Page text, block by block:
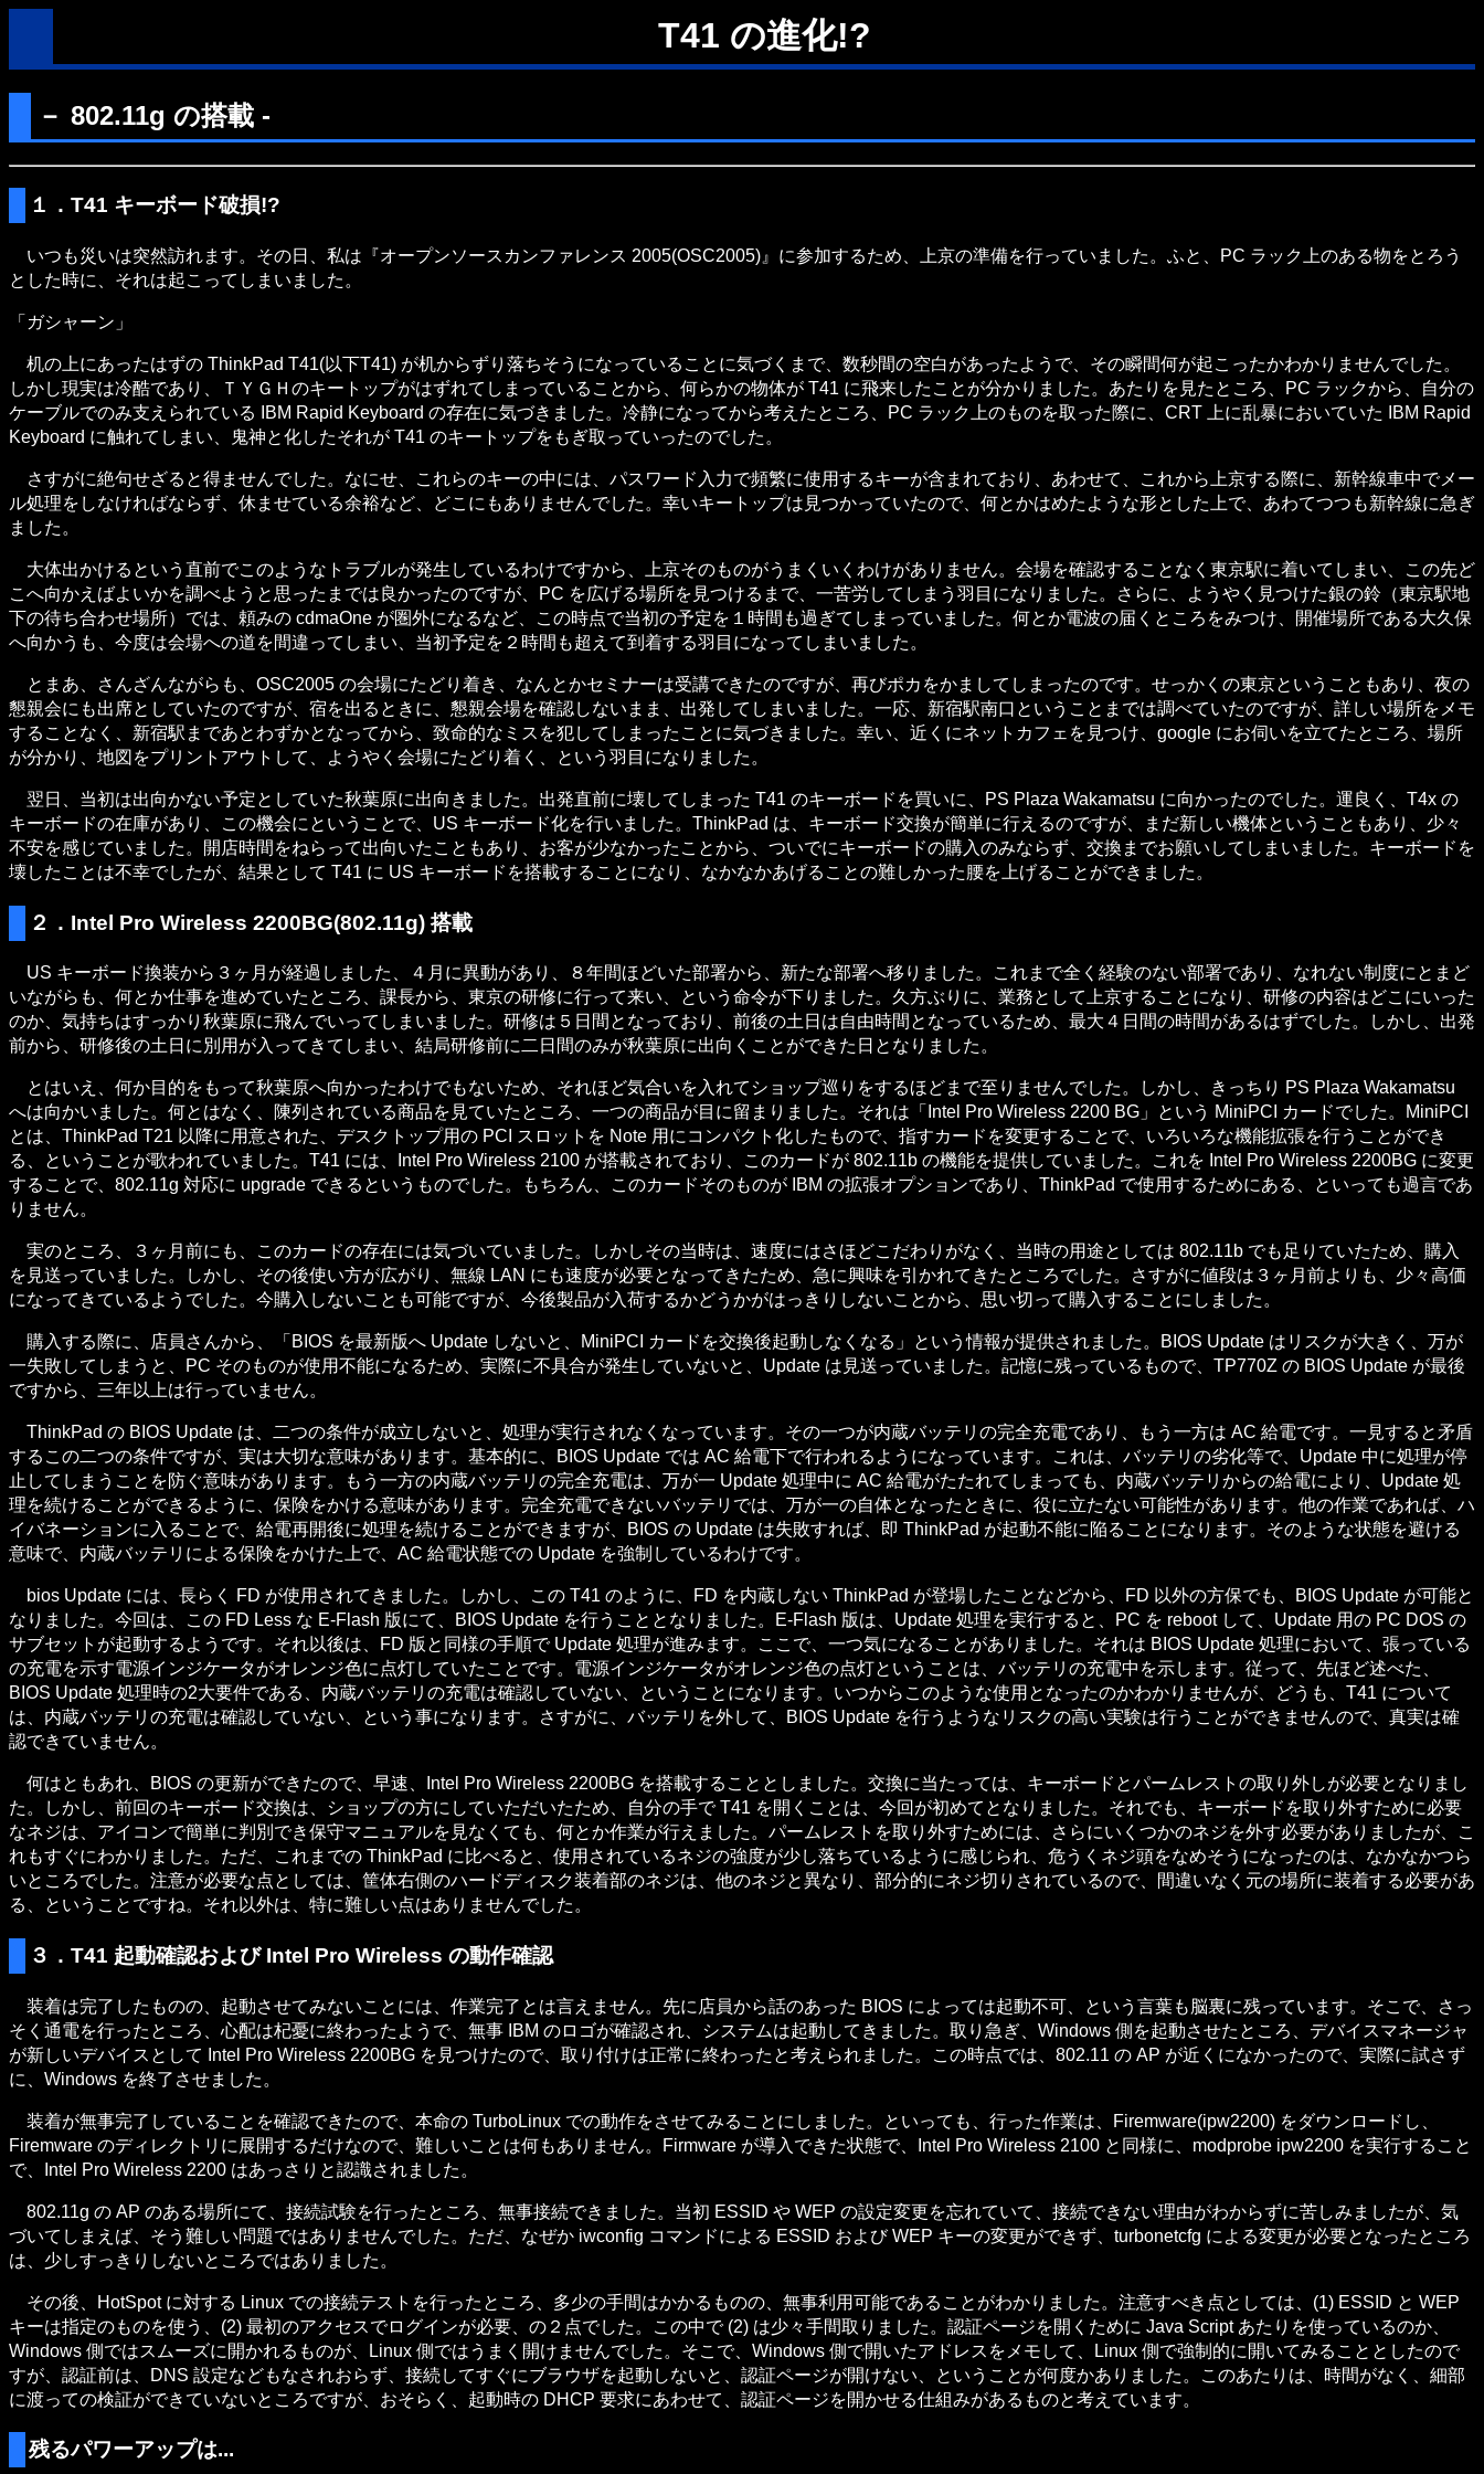
T41 の進化!?
－ 802.11g の搭載 -
１．T41 キーボード破損!?
いつも災いは突然訪れます。その日、私は『オープンソースカンファレンス 2005(OSC2005)』に参加するため、上京の準備を行っていました。ふと、PC ラック上のある物をとろう
とした時に、それは起こってしまいました。
「ガシャーン」
机の上にあったはずの ThinkPad T41(以下T41) が机からずり落ちそうになっていることに気づくまで、数秒間の空白があったようで、その瞬間何が起こったかわかりませんでした。
しかし現実は冷酷であり、ＴＹＧＨのキートップがはずれてしまっていることから、何らかの物体が T41 に飛来したことが分かりました。あたりを見たところ、PC ラックから、自分の
ケーブルでのみ支えられている IBM Rapid Keyboard の存在に気づきました。冷静になってから考えたところ、PC ラック上のものを取った際に、CRT 上に乱暴においていた IBM Rapid
Keyboard に触れてしまい、鬼神と化したそれが T41 のキートップをもぎ取っていったのでした。
さすがに絶句せざると得ませんでした。なにせ、これらのキーの中には、パスワード入力で頻繁に使用するキーが含まれており、あわせて、これから上京する際に、新幹線車中でメー
ル処理をしなければならず、休ませている余裕など、どこにもありませんでした。幸いキートップは見つかっていたので、何とかはめたような形とした上で、あわてつつも新幹線に急ぎ
ました。
大体出かけるという直前でこのようなトラブルが発生しているわけですから、上京そのものがうまくいくわけがありません。会場を確認することなく東京駅に着いてしまい、この先ど
こへ向かえばよいかを調べようと思ったまでは良かったのですが、PC を広げる場所を見つけるまで、一苦労してしまう羽目になりました。さらに、ようやく見つけた銀の鈴（東京駅地
下の待ち合わせ場所）では、頼みの cdmaOne が圏外になるなど、この時点で当初の予定を１時間も過ぎてしまっていました。何とか電波の届くところをみつけ、開催場所である大久保
へ向かうも、今度は会場への道を間違ってしまい、当初予定を２時間も超えて到着する羽目になってしまいました。
とまあ、さんざんながらも、OSC2005 の会場にたどり着き、なんとかセミナーは受講できたのですが、再びポカをかましてしまったのです。せっかくの東京ということもあり、夜の
懇親会にも出席としていたのですが、宿を出るときに、懇親会場を確認しないまま、出発してしまいました。一応、新宿駅南口ということまでは調べていたのですが、詳しい場所をメモ
することなく、新宿駅まであとわずかとなってから、致命的なミスを犯してしまったことに気づきました。幸い、近くにネットカフェを見つけ、google にお伺いを立てたところ、場所
が分かり、地図をプリントアウトして、ようやく会場にたどり着く、という羽目になりました。
翌日、当初は出向かない予定としていた秋葉原に出向きました。出発直前に壊してしまった T41 のキーボードを買いに、PS Plaza Wakamatsu に向かったのでした。運良く、T4x の
キーボードの在庫があり、この機会にということで、US キーボード化を行いました。ThinkPad は、キーボード交換が簡単に行えるのですが、まだ新しい機体ということもあり、少々
不安を感じていました。開店時間をねらって出向いたこともあり、お客が少なかったことから、ついでにキーボードの購入のみならず、交換までお願いしてしまいました。キーボードを
壊したことは不幸でしたが、結果として T41 に US キーボードを搭載することになり、なかなかあげることの難しかった腰を上げることができました。
２．Intel Pro Wireless 2200BG(802.11g) 搭載
US キーボード換装から３ヶ月が経過しました、４月に異動があり、８年間ほどいた部署から、新たな部署へ移りました。これまで全く経験のない部署であり、なれない制度にとまど
いながらも、何とか仕事を進めていたところ、課長から、東京の研修に行って来い、という命令が下りました。久方ぶりに、業務として上京することになり、研修の内容はどこにいった
のか、気持ちはすっかり秋葉原に飛んでいってしまいました。研修は５日間となっており、前後の土日は自由時間となっているため、最大４日間の時間があるはずでした。しかし、出発
前から、研修後の土日に別用が入ってきてしまい、結局研修前に二日間のみが秋葉原に出向くことができた日となりました。
とはいえ、何か目的をもって秋葉原へ向かったわけでもないため、それほど気合いを入れてショップ巡りをするほどまで至りませんでした。しかし、きっちり PS Plaza Wakamatsu
へは向かいました。何とはなく、陳列されている商品を見ていたところ、一つの商品が目に留まりました。それは「Intel Pro Wireless 2200 BG」という MiniPCI カードでした。MiniPCI
とは、ThinkPad T21 以降に用意された、デスクトップ用の PCI スロットを Note 用にコンパクト化したもので、指すカードを変更することで、いろいろな機能拡張を行うことができ
る、ということが歌われていました。T41 には、Intel Pro Wireless 2100 が搭載されており、このカードが 802.11b の機能を提供していました。これを Intel Pro Wireless 2200BG に変更
することで、802.11g 対応に upgrade できるというものでした。もちろん、このカードそのものが IBM の拡張オプションであり、ThinkPad で使用するためにある、といっても過言であ
りません。
実のところ、３ヶ月前にも、このカードの存在には気づいていました。しかしその当時は、速度にはさほどこだわりがなく、当時の用途としては 802.11b でも足りていたため、購入
を見送っていました。しかし、その後使い方が広がり、無線 LAN にも速度が必要となってきたため、急に興味を引かれてきたところでした。さすがに値段は３ヶ月前よりも、少々高価
になってきているようでした。今購入しないことも可能ですが、今後製品が入荷するかどうかがはっきりしないことから、思い切って購入することにしました。
購入する際に、店員さんから、「BIOS を最新版へ Update しないと、MiniPCI カードを交換後起動しなくなる」という情報が提供されました。BIOS Update はリスクが大きく、万が
一失敗してしまうと、PC そのものが使用不能になるため、実際に不具合が発生していないと、Update は見送っていました。記憶に残っているもので、TP770Z の BIOS Update が最後
ですから、三年以上は行っていません。
ThinkPad の BIOS Update は、二つの条件が成立しないと、処理が実行されなくなっています。その一つが内蔵バッテリの完全充電であり、もう一方は AC 給電です。一見すると矛盾
するこの二つの条件ですが、実は大切な意味があります。基本的に、BIOS Update では AC 給電下で行われるようになっています。これは、バッテリの劣化等で、Update 中に処理が停
止してしまうことを防ぐ意味があります。もう一方の内蔵バッテリの完全充電は、万が一 Update 処理中に AC 給電がたたれてしまっても、内蔵バッテリからの給電により、Update 処
理を続けることができるように、保険をかける意味があります。完全充電できないバッテリでは、万が一の自体となったときに、役に立たない可能性があります。他の作業であれば、ハ
イバネーションに入ることで、給電再開後に処理を続けることができますが、BIOS の Update は失敗すれば、即 ThinkPad が起動不能に陥ることになります。そのような状態を避ける
意味で、内蔵バッテリによる保険をかけた上で、AC 給電状態での Update を強制しているわけです。
bios Update には、長らく FD が使用されてきました。しかし、この T41 のように、FD を内蔵しない ThinkPad が登場したことなどから、FD 以外の方保でも、BIOS Update が可能と
なりました。今回は、この FD Less な E-Flash 版にて、BIOS Update を行うこととなりました。E-Flash 版は、Update 処理を実行すると、PC を reboot して、Update 用の PC DOS の
サブセットが起動するようです。それ以後は、FD 版と同様の手順で Update 処理が進みます。ここで、一つ気になることがありました。それは BIOS Update 処理において、張っている
の充電を示す電源インジケータがオレンジ色に点灯していたことです。電源インジケータがオレンジ色の点灯ということは、バッテリの充電中を示します。従って、先ほど述べた、
BIOS Update 処理時の2大要件である、内蔵バッテリの充電は確認していない、ということになります。いつからこのような使用となったのかわかりませんが、どうも、T41 について
は、内蔵バッテリの充電は確認していない、という事になります。さすがに、バッテリを外して、BIOS Update を行うようなリスクの高い実験は行うことができませんので、真実は確
認できていません。
何はともあれ、BIOS の更新ができたので、早速、Intel Pro Wireless 2200BG を搭載することとしました。交換に当たっては、キーボードとパームレストの取り外しが必要となりまし
た。しかし、前回のキーボード交換は、ショップの方にしていただいたため、自分の手で T41 を開くことは、今回が初めてとなりました。それでも、キーボードを取り外すために必要
なネジは、アイコンで簡単に判別でき保守マニュアルを見なくても、何とか作業が行えました。パームレストを取り外すためには、さらにいくつかのネジを外す必要がありましたが、こ
れもすぐにわかりました。ただ、これまでの ThinkPad に比べると、使用されているネジの強度が少し落ちているように感じられ、危うくネジ頭をなめそうになったのは、なかなかつら
いところでした。注意が必要な点としては、筐体右側のハードディスク装着部のネジは、他のネジと異なり、部分的にネジ切りされているので、間違いなく元の場所に装着する必要があ
る、ということですね。それ以外は、特に難しい点はありませんでした。
３．T41 起動確認および Intel Pro Wireless の動作確認
装着は完了したものの、起動させてみないことには、作業完了とは言えません。先に店員から話のあった BIOS によっては起動不可、という言葉も脳裏に残っています。そこで、さっ
そく通電を行ったところ、心配は杞憂に終わったようで、無事 IBM のロゴが確認され、システムは起動してきました。取り急ぎ、Windows 側を起動させたところ、デバイスマネージャ
が新しいデバイスとして Intel Pro Wireless 2200BG を見つけたので、取り付けは正常に終わったと考えられました。この時点では、802.11 の AP が近くになかったので、実際に試さず
に、Windows を終了させました。
装着が無事完了していることを確認できたので、本命の TurboLinux での動作をさせてみることにしました。といっても、行った作業は、Firemware(ipw2200) をダウンロードし、
Firemware のディレクトリに展開するだけなので、難しいことは何もありません。Firmware が導入できた状態で、Intel Pro Wireless 2100 と同様に、modprobe ipw2200 を実行すること
で、Intel Pro Wireless 2200 はあっさりと認識されました。
802.11g の AP のある場所にて、接続試験を行ったところ、無事接続できました。当初 ESSID や WEP の設定変更を忘れていて、接続できない理由がわからずに苦しみましたが、気
づいてしまえば、そう難しい問題ではありませんでした。ただ、なぜか iwconfig コマンドによる ESSID および WEP キーの変更ができず、turbonetcfg による変更が必要となったところ
は、少しすっきりしないところではありました。
その後、HotSpot に対する Linux での接続テストを行ったところ、多少の手間はかかるものの、無事利用可能であることがわかりました。注意すべき点としては、(1) ESSID と WEP
キーは指定のものを使う、(2) 最初のアクセスでログインが必要、の２点でした。この中で (2) は少々手間取りました。認証ページを開くために Java Script あたりを使っているのか、
Windows 側ではスムーズに開かれるものが、Linux 側ではうまく開けませんでした。そこで、Windows 側で開いたアドレスをメモして、Linux 側で強制的に開いてみることとしたので
すが、認証前は、DNS 設定などもなされおらず、接続してすぐにブラウザを起動しないと、認証ページが開けない、ということが何度かありました。このあたりは、時間がなく、細部
に渡っての検証ができていないところですが、おそらく、起動時の DHCP 要求にあわせて、認証ページを開かせる仕組みがあるものと考えています。
残るパワーアップは...